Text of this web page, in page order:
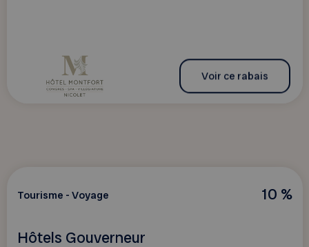
Voir ce rabais
10 %
Tourisme - Voyage
Hôtels Gouverneur